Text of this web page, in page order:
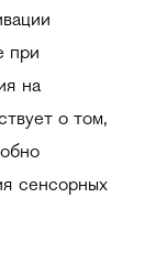
при
на
о том,
сенсорных